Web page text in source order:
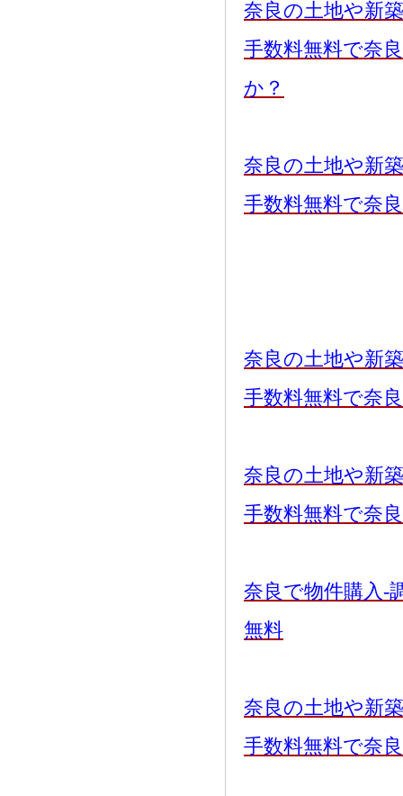
奈良の土地や新
手数料無料で奈
か？
奈良の土地や新
手数料無料で奈
奈良の土地や新
手数料無料で奈
奈良の土地や新
手数料無料で奈
奈良で物件購入-
無料
奈良の土地や新
手数料無料で奈